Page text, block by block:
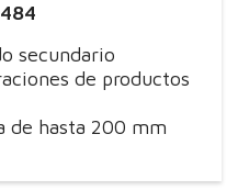
secundario
de productos
de hasta 200 mm